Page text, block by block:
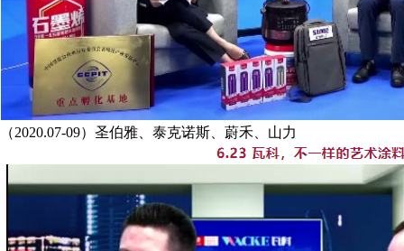
（2020.07-09）圣伯雅、泰克诺斯、蔚禾、山力